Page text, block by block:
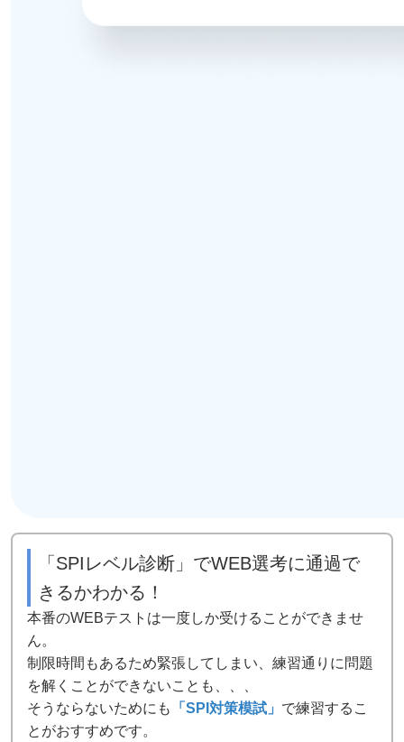
「SPIレベル診断」でWEB選考に通過で
きるかわかる！
本番のWEBテストは一度しか受けることができませ
ん。
制限時間もあるため緊張してしまい、練習通りに問題
を解くことができないことも、、、
そうならないためにも
「SPI対策模試」 で練習するこ
とがおすすめです。